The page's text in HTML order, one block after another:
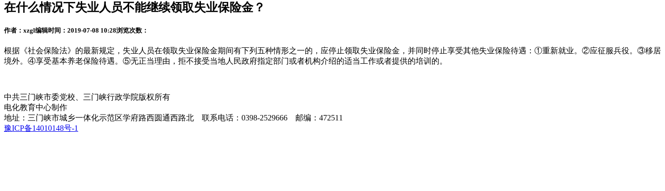
在什么情况下失业人员不能继续领取失业保险金？
作者：xzgl编辑时间：2019-07-08 10:28浏览次数：
根据《社会保险法》的最新规定，失业人员在领取失业保险金期间有下列五种情形之一的，应停止领取失业保险金，并同时停止享受其他失业保险待遇：①重新就业。②应征服兵役。③移居
境外。④享受基本养老保险待遇。⑤无正当理由，拒不接受当地人民政府指定部门或者机构介绍的适当工作或者提供的培训的。
中共三门峡市委党校、三门峡行政学院版权所有
电化教育中心制作
地址：三门峡市城乡一体化示范区学府路西圆通西路北 联系电话：0398-2529666 邮编：472511
豫ICP备14010148号-1